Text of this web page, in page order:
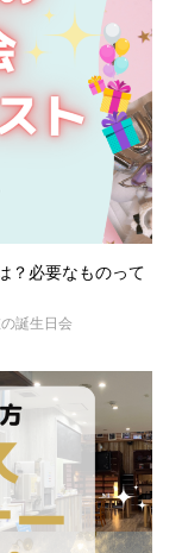
？必要なものって
誕生日会